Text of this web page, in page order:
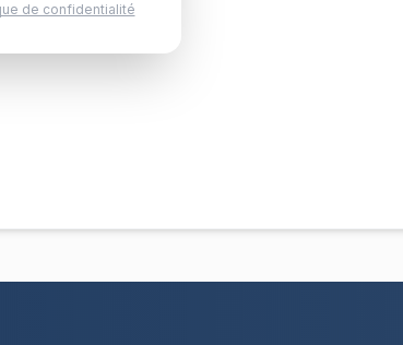
de confidentialité